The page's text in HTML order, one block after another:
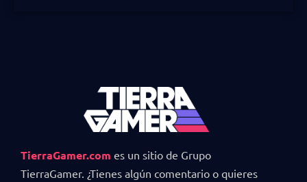
TierraGamer.com es un sitio de Grupo
TierraGamer. ¿Tienes algún comentario o quieres